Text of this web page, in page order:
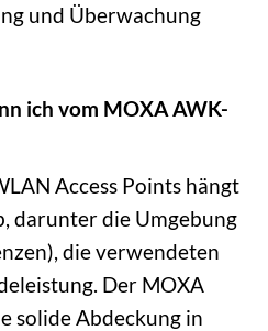
und Überwachung
ich vom MOXA AWK-
Access Points hängt
darunter die Umgebung
die verwendeten
Der MOXA
solide Abdeckung in